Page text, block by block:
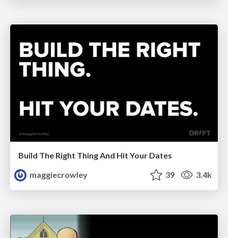
Build The Right Thing And Hit Your Dates
maggiecrowley
39 3.4k